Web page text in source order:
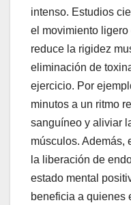
intenso. Estudios
el movimiento
reduce la rigidez
eliminación de
ejercicio. Por
minutos a un ritmo
sanguíneo y aliviar
músculos. Además,
la liberación de
estado mental
beneficia a quienes